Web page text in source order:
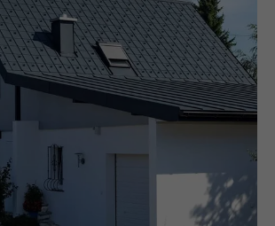
bcookie
LinkedIn
Bruk av SoMe-tjenesten LinkedIn for å
følge bruken av innebygde tjenester.